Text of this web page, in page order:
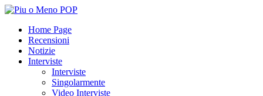
Home Page
Recensioni
Notizie
Interviste
Interviste
Singolarmente
Video Interviste